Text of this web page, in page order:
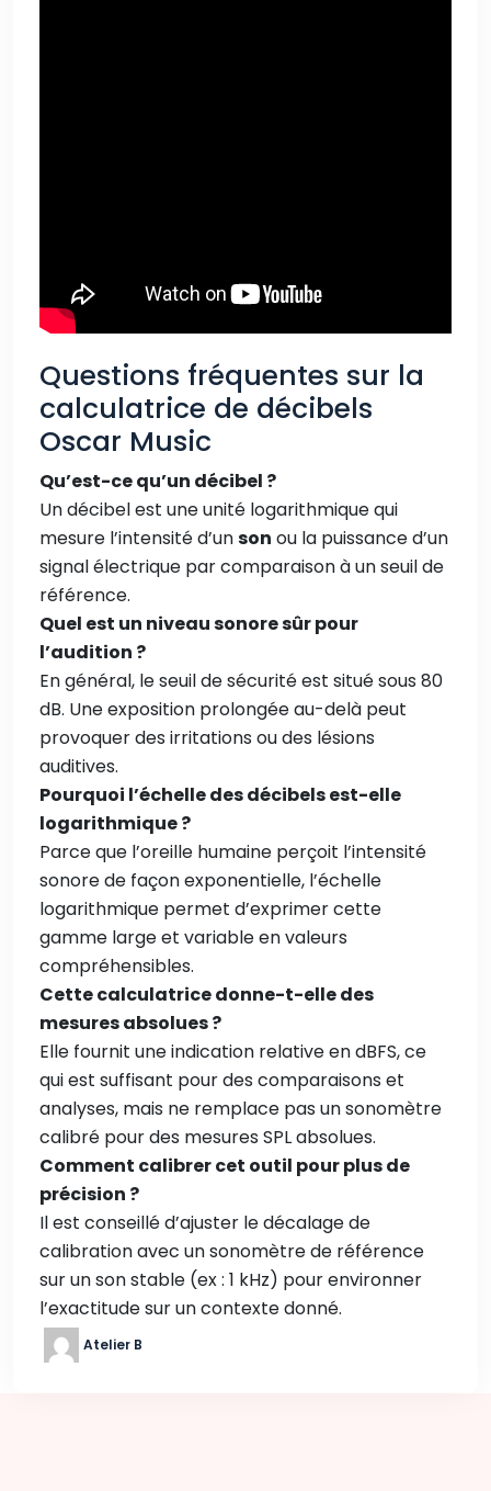
Questions fréquentes sur la
calculatrice de décibels
Oscar Music
Qu’est-ce qu’un décibel ?
Un décibel est une unité logarithmique qui
mesure l’intensité d’unson ou la puissance d’un
signal électrique par comparaison à un seuil de
référence.
Quel est un niveau sonore sûr pour
l’audition ?
En général, le seuil de sécurité est situé sous 80
dB. Une exposition prolongée au-delà peut
provoquer des irritations ou des lésions
auditives.
Pourquoi l’échelle des décibels est-elle
logarithmique ?
Parce que l’oreille humaine perçoit l’intensité
sonore de façon exponentielle, l’échelle
logarithmique permet d’exprimer cette
gamme large et variable en valeurs
compréhensibles.
Cette calculatrice donne-t-elle des
mesures absolues ?
Elle fournit une indication relative en dBFS, ce
qui est suffisant pour des comparaisons et
analyses, mais ne remplace pas un sonomètre
calibré pour des mesures SPL absolues.
Comment calibrer cet outil pour plus de
précision ?
Il est conseillé d’ajuster le décalage de
calibration avec un sonomètre de référence
sur un son stable (ex : 1 kHz) pour environner
l’exactitude sur un contexte donné.
Atelier B